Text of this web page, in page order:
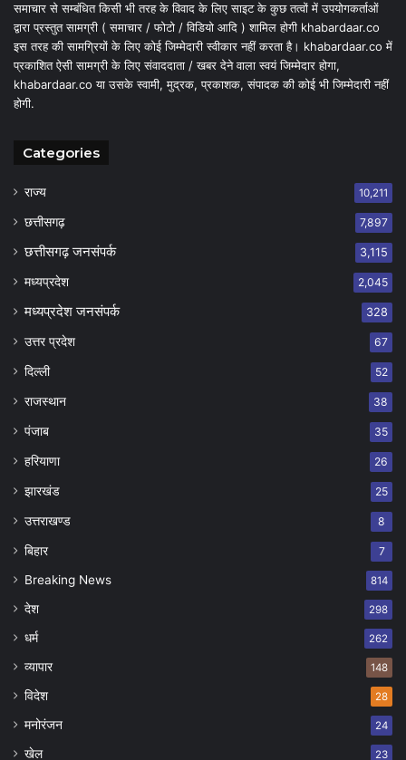
समाचार से सम्बंधित किसी भी तरह के विवाद के लिए साइट के कुछ तत्वों में उपयोगकर्ताओं
द्वारा प्रस्तुत सामग्री ( समाचार / फोटो / विडियो आदि ) शामिल होगी khabardaar.co
इस तरह की सामग्रियों के लिए कोई जिम्मेदारी स्वीकार नहीं करता है। khabardaar.co में
प्रकाशित ऐसी सामग्री के लिए संवाददाता / खबर देने वाला स्वयं जिम्मेदार होगा,
khabardaar.co या उसके स्वामी, मुद्रक, प्रकाशक, संपादक की कोई भी जिम्मेदारी नहीं
होगी.
Categories
राज्य 10,211
छत्तीसगढ़ 7,897
छत्तीसगढ़ जनसंपर्क 3,115
मध्यप्रदेश 2,045
मध्यप्रदेश जनसंपर्क 328
उत्तर प्रदेश 67
दिल्ली 52
राजस्थान 38
पंजाब 35
हरियाणा 26
झारखंड 25
उत्तराखण्ड 8
बिहार 7
Breaking News 814
देश 298
धर्म 262
व्यापार 148
विदेश 28
मनोरंजन 24
खेल 23